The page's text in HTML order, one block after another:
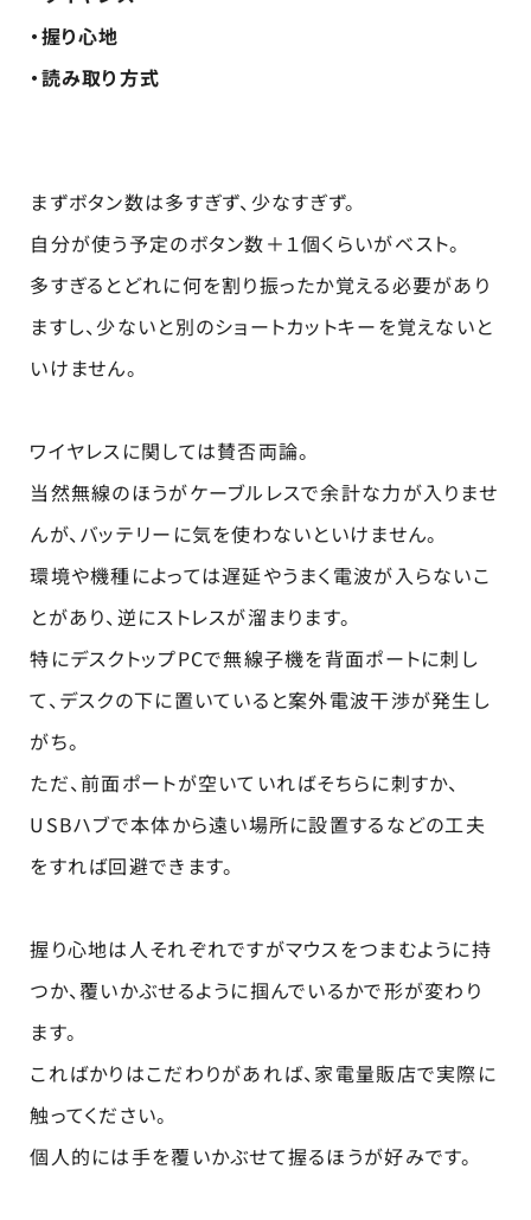
・握り心地
・読み取り方式
まずボタン数は多すぎず、少なすぎず。
自分が使う予定のボタン数＋１個くらいがベスト。
多すぎるとどれに何を割り振ったか覚える必要があり
ますし、少ないと別のショートカットキーを覚えないと
いけません。
ワイヤレスに関しては賛否両論。
当然無線のほうがケーブルレスで余計な力が入りませ
んが、バッテリーに気を使わないといけません。
環境や機種によっては遅延やうまく電波が入らないこ
とがあり、逆にストレスが溜まります。
特にデスクトップPCで無線子機を背面ポートに刺し
て、デスクの下に置いていると案外電波干渉が発生し
がち。
ただ、前面ポートが空いていればそちらに刺すか、
USBハブで本体から遠い場所に設置するなどの工夫
をすれば回避できます。
握り心地は人それぞれですがマウスをつまむように持
つか、覆いかぶせるように掴んでいるかで形が変わり
ます。
こればかりはこだわりがあれば、家電量販店で実際に
触ってください。
個人的には手を覆いかぶせて握るほうが好みです。